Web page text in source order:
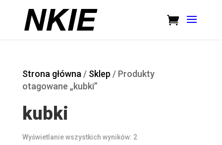
Strona główna / Sklep / Produkty
otagowane „kubki”
kubki
Wyświetlanie wszystkich wyników: 2